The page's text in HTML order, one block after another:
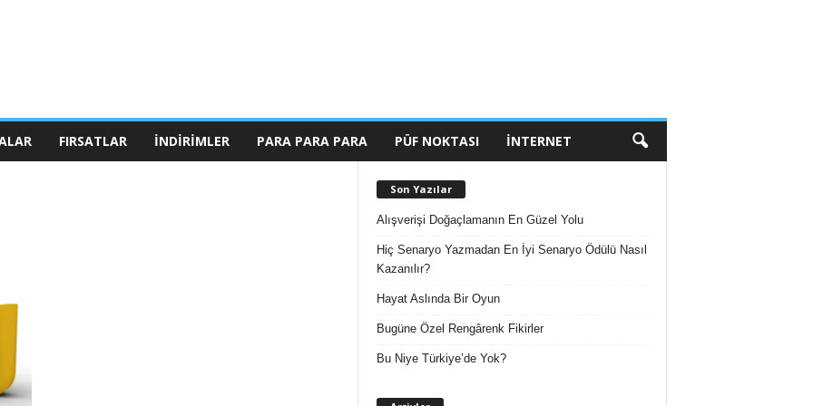
FIRSATLAR İNDIRIMLER PARA PARA PARA PÜF NOKTASI İNTERNET
Son Yazılar
Alışverişi Doğaçlamanın En Güzel Yolu
Hiç Senaryo Yazmadan En İyi Senaryo Ödülü Nasıl
Kazanılır?
Hayat Aslında Bir Oyun
Bugüne Özel Rengârenk Fikirler
Bu Niye Türkiye’de Yok?